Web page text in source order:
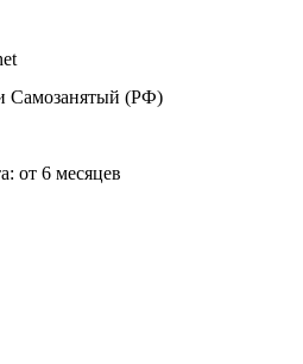
Самозанятый (РФ)
от 6 месяцев